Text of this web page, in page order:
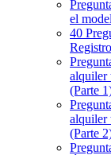
el
40
alquiler
(Parte
alquiler
(Parte